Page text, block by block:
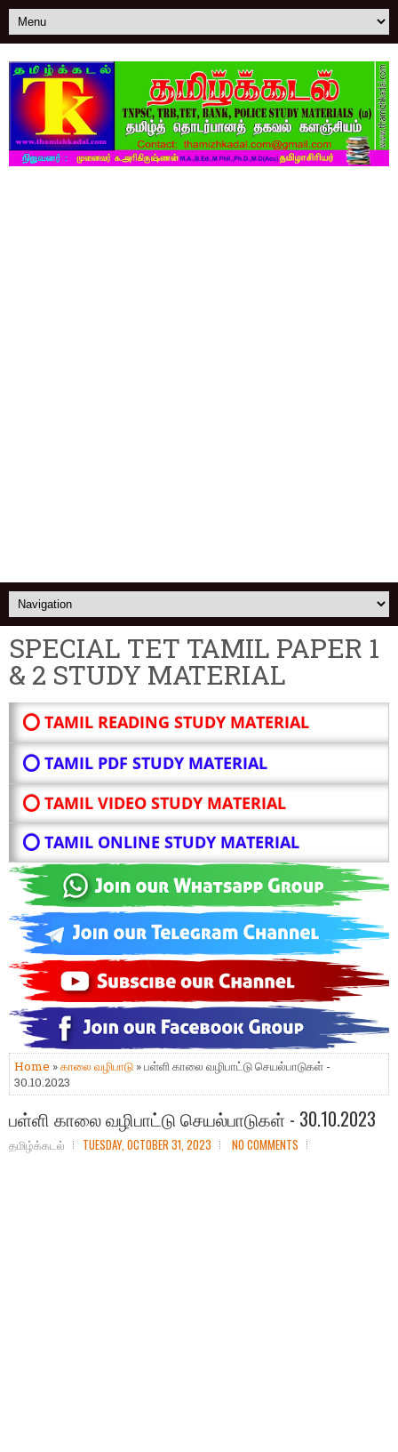
SPECIAL TET TAMIL PAPER 1
& 2 STUDY MATERIAL
⭕ TAMIL READING STUDY MATERIAL
⭕ TAMIL PDF STUDY MATERIAL
⭕ TAMIL VIDEO STUDY MATERIAL
⭕ TAMIL ONLINE STUDY MATERIAL
Home »காலை வழிபாடு » பள்ளி காலை வழிபாட்டு செயல்பாடுகள் -
30.10.2023
பள்ளி காலை வழிபாட்டு செயல்பாடுகள் - 30.10.2023
தமிழ்க்கடல் TUESDAY, OCTOBER 31, 2023 NO COMMENTS